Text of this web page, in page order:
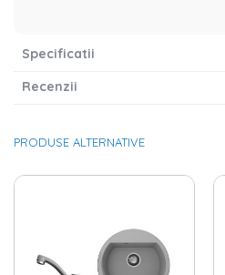
Specificatii
Recenzii
PRODUSE ALTERNATIVE